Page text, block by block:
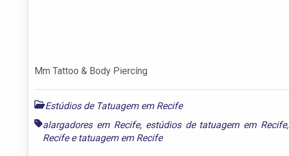
Mm Tattoo & Body Piercíng
Estúdios de Tatuagem em Recife
alargadores em Recife, estúdios de tatuagem em Recife,
Recifee tatuagem em Recife